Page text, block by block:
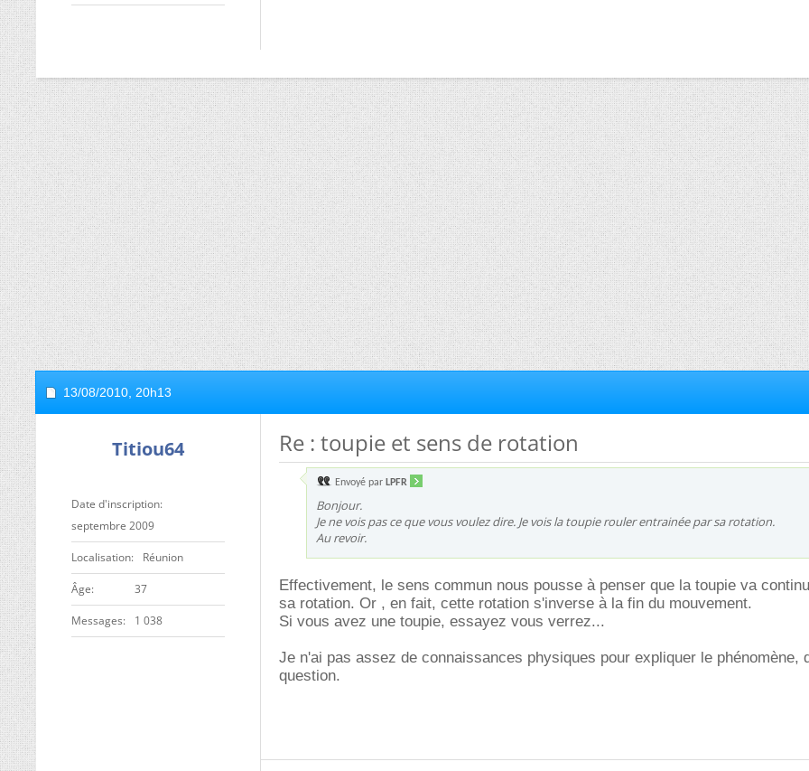
13/08/2010, 20h13
Titiou64
Date d'inscription
septembre 2009
Localisation Réunion
ge 37
Messages 1 038
Re : toupie et sens de rotation
Envoyé par LPFR
Bonjour.
Je ne vois pas ce que vous voulez dire. Je vois la toupie rouler entrainée par sa rotation.
Au revoir.
Effectivement, le sens commun nous pousse à penser que la toupie va
sa rotation. Or , en fait, cette rotation s'inverse à la fin du mouvement.
Si vous avez une toupie, essayez vous verrez...
Je n'ai pas assez de connaissances physiques pour expliquer le phénomène,
question.